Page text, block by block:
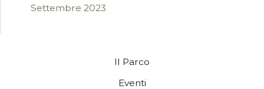
Settembre 2023
Il Parco
Eventi